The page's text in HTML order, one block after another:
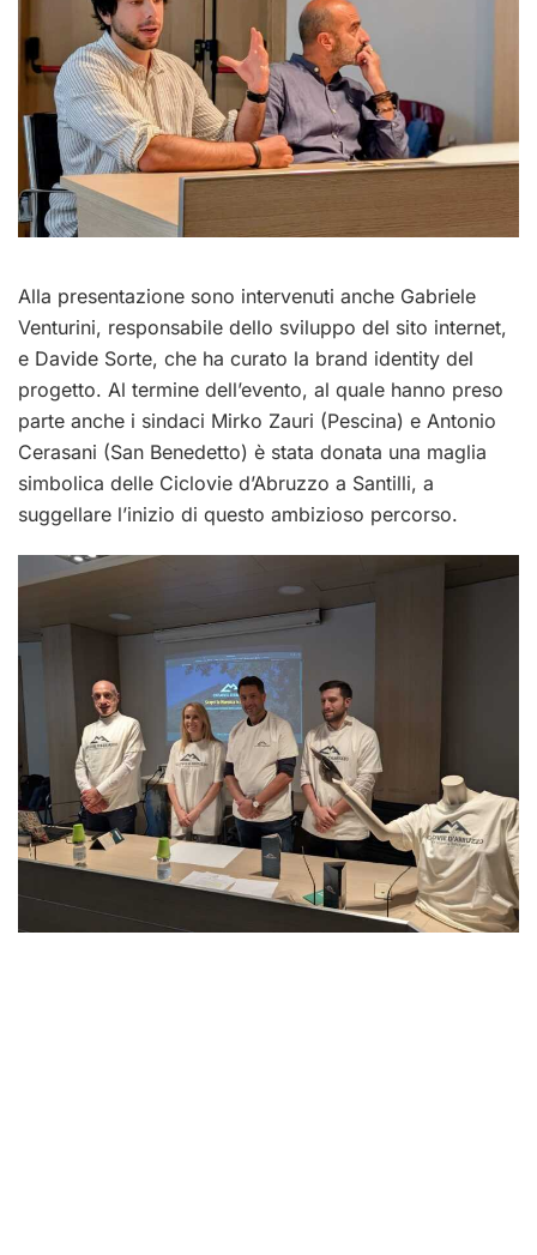
Alla presentazione sono intervenuti anche Gabriele
Venturini, responsabile dello sviluppo del sito internet,
e Davide Sorte, che ha curato la brand identity del
progetto. Al termine dell’evento, al quale hanno preso
parte anche i sindaci Mirko Zauri (Pescina) e Antonio
Cerasani (San Benedetto) è stata donata una maglia
simbolica delle Ciclovie d’Abruzzo a Santilli, a
suggellare l’inizio di questo ambizioso percorso.